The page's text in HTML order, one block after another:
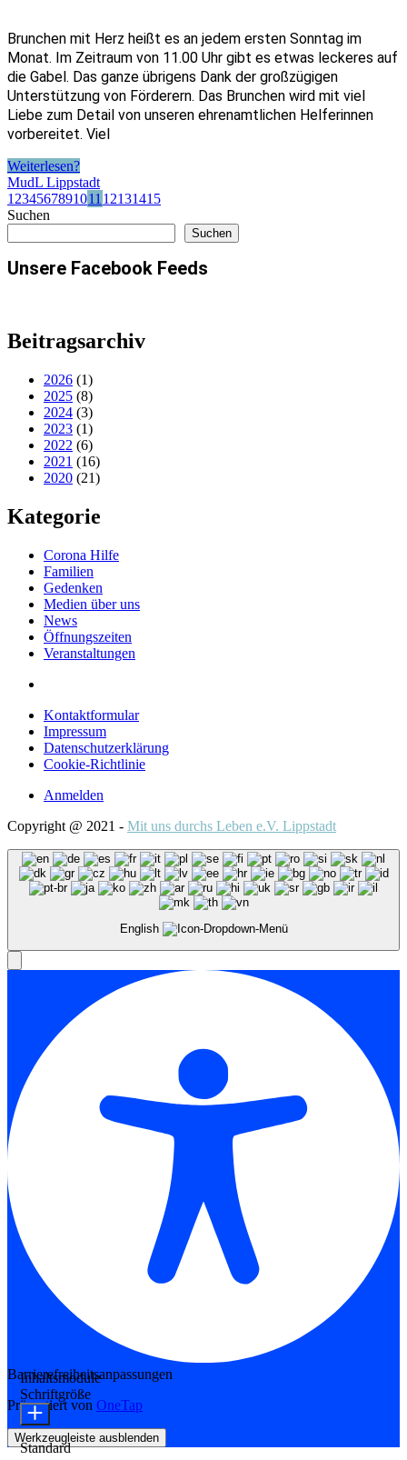
Brunchen mit Herz heißt es an jedem ersten Sonntag im
Monat. Im Zeitraum von 11.00 Uhr gibt es etwas leckeres auf
die Gabel. Das ganze übrigens Dank der großzügigen
Unterstützung von Förderern. Das Brunchen wird mit viel
Liebe zum Detail von unseren ehrenamtlichen Helferinnen
vorbereitet. Viel
Weiterlesen?
MudL Lippstadt
1 234567891011 12131415
Suchen
Suchen
Unsere Facebook Feeds
Beitragsarchiv
2026 (1)
2025 (8)
2024 (3)
2023 (1)
2022 (6)
2021 (16)
2020 (21)
Kategorie
Corona Hilfe
Familien
Gedenken
Medien über uns
News
Öffnungszeiten
Veranstaltungen
Kontaktformular
Impressum
Datenschutzerklärung
Cookie-Richtlinie
Anmelden
Copyright @ 2021 - Mit uns durchs Leben e.V. Lippstadt
English
Barrierefreiheitsanpassungen
Präsentiert von OneTap
Werkzeugleiste ausblenden
Inhaltsmodule
Schriftgröße
Standard